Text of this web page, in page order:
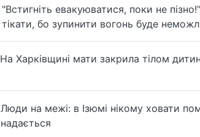
"Встигніть евакуюватися, поки не
тікати, бо зупинити вогонь буде
На Харківщині мати закрила тілом
Люди на межі: в Ізюмі нікому ховати
надається